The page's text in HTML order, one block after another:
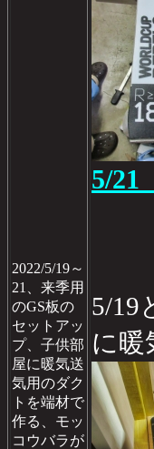
2022/5/19～
21、来季用
のGS板の
セットアッ
プ、子供部
屋に暖気送
気用のダク
トを端材で
作る、モッ
コウバラが
5/21
5/19
に暖